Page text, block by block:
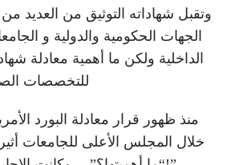
الجهات الحكومية والدولية و
الداخلية ولكن ما أهمية معادلة
للتخصصات
منذ ظهور قرار معادلة البورد
خلال المجلس الأعلى للجامعات